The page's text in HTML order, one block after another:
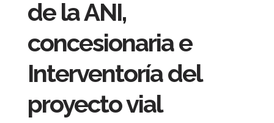
de la ANI,
concesionaria e
Interventoría del
proyecto vial